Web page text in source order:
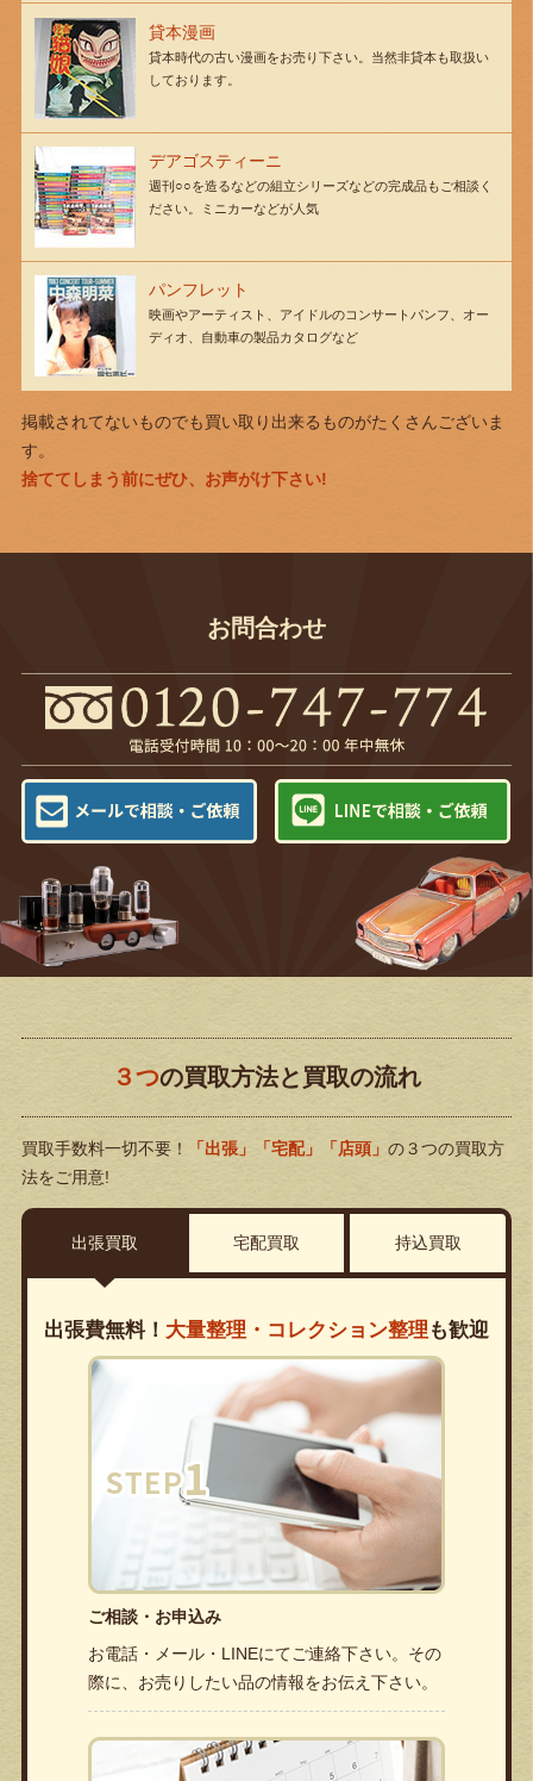
貸本漫画
貸本時代の古い漫画をお売り下さい。当然非貸本も取扱い
しております。
デアゴスティーニ
週刊○○を造るなどの組立シリーズなどの完成品もご相談く
ださい。ミニカーなどが人気
パンフレット
映画やアーティスト、アイドルのコンサートパンフ、オー
ディオ、自動車の製品カタログなど
掲載されてないものでも買い取り出来るものがたくさんございま
す。
捨ててしまう前にぜひ、お声がけ下さい!
お問合わせ
３つの買取方法と買取の流れ
買取手数料一切不要！ 「出張」「宅配」「店頭」 の３つの買取方
法をご用意!
出張買取 宅配買取 持込買取
出張費無料！ 大量整理・コレクション整理 も歓迎
ご相談・お申込み
お電話・メール・LINEにてご連絡下さい。その
際に、お売りしたい品の情報をお伝え下さい。